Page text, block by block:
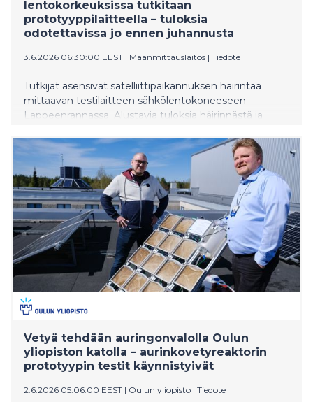
lentokorkeuksissa tutkitaan
prototyyppilaitteella – tuloksia
odotettavissa jo ennen juhannusta
3.6.2026 06:30:00 EEST | Maanmittauslaitos | Tiedote
Tutkijat asensivat satelliittipaikannuksen häirintää
mittaavan testilaitteen sähkölentokoneeseen
Lappeenrannassa. Alustavia tuloksia häirinnästä ja
jo ennen juhannusta.
Vetyä tehdään auringonvalolla Oulun
yliopiston katolla – aurinkovetyreaktorin
prototyypin testit käynnistyivät
2.6.2026 05:06:00 EEST | Oulun yliopisto | Tiedote